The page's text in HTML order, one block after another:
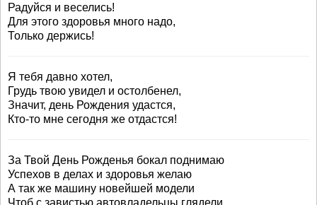
Радуйся и веселись!
Для этого здоровья много надо,
Только держись!
Я тебя давно хотел,
Грудь твою увидел и остолбенел,
Значит, день Рождения удастся,
Кто-то мне сегодня же отдастся!
За Твой День Рожденья бокал поднимаю
Успехов в делах и здоровья желаю
А так же машину новейшей модели
Чтоб с завистью автовладельцы глядели